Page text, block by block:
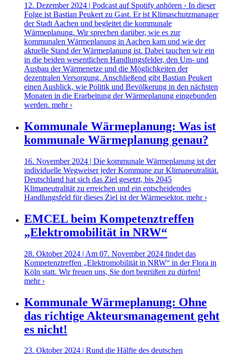
12. Dezember 2024 | Podcast auf Spotify anhören › In dieser
Folge ist Bastian Peukert zu Gast. Er ist Klimaschutzmanager
der Stadt Aachen und begleitet die kommunale
Wärmeplanung. Wir sprechen darüber, wie es zur
kommunalen Wärmeplanung in Aachen kam und wie der
aktuelle Stand der Wärmeplanung ist. Dabei tauchen wir ein
in die beiden wesentlichen Handlungsfelder, den Um- und
Ausbau der Wärmenetze und die Möglichkeiten der
dezentralen Versorgung. Anschließend gibt Bastian Peukert
einen Ausblick, wie Politik und Bevölkerung in den nächsten
Monaten in die Erarbeitung der Wärmeplanung eingebunden
werden. mehr ›
Kommunale Wärmeplanung: Was ist
kommunale Wärmeplanung genau?
16. November 2024 | Die kommunale Wärmeplanung ist der
individuelle Wegweiser jeder Kommune zur Klimaneutralität.
Deutschland hat sich das Ziel gesetzt, bis 2045
Klimaneutralität zu erreichen und ein entscheidendes
Handlungsfeld für dieses Ziel ist der Wärmesektor. mehr ›
EMCEL beim Kompetenztreffen
„Elektromobilität in NRW“
28. Oktober 2024 | Am 07. November 2024 findet das
Kompetenztreffen „Elektromobilität in NRW“ in der Flora in
Köln statt. Wir freuen uns, Sie dort begrüßen zu dürfen!
mehr ›
Kommunale Wärmeplanung: Ohne
das richtige Akteursmanagement geht
es nicht!
23. Oktober 2024 | Rund die Hälfte des deutschen